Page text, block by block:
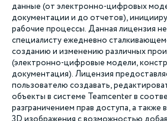
данные (от электронно-цифровых
документации и до отчетов),
рабочие процессы. Данная лицензия
специалисту ежедневно
созданию и изменению различных
(электронно-цифровые модели,
документация). Лицензия
пользователю создавать,
объекты в системе Teamcenter в
разграничением прав доступа, а также
3D изображения с возможностью